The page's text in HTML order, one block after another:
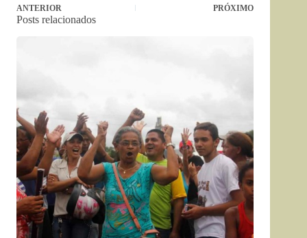
ANTERIOR PRÓXIMO
Posts relacionados